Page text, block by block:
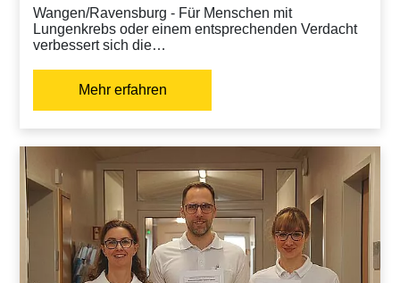
Wangen/Ravensburg - Für Menschen mit
Lungenkrebs oder einem entsprechenden Verdacht
verbessert sich die…
Mehr erfahren